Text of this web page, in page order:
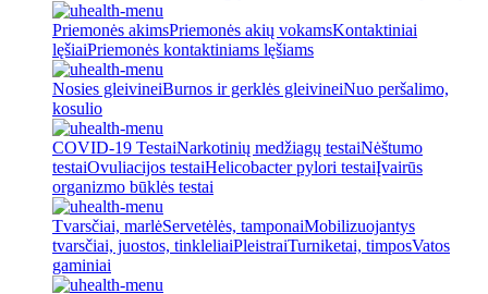
Priemonės akimsPriemonės akių vokamsKontaktiniai
lęšiaiPriemonės kontaktiniams lęšiams
Nosies gleivineiBurnos ir gerklės gleivineiNuo peršalimo,
kosulio
COVID-19 TestaiNarkotinių medžiagų testaiNėštumo
testaiOvuliacijos testaiHelicobacter pylori testaiĮvairūs
organizmo būklės testai
Tvarsčiai, marlėServetėlės, tamponaiMobilizuojantys
tvarsčiai, juostos, tinkleliaiPleistraiTurniketai, timposVatos
gaminiai